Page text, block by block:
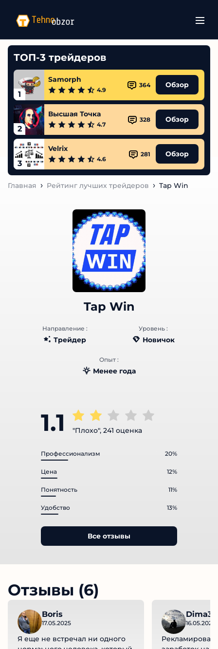
ТОП-3 трейдеров
1
Samorph
4.9
364 Обзор
2
Высшая Точка
4.7
328 Обзор
3
Velrix
4.6
281 Обзор
Главная Рейтинг лучших трейдеров Tap Win
Tap Win
Направление :
Трейдер
Уровень :
Новичок
Опыт :
Менее года
1.1 "Плохо", 241 оценка
Профессионализм 20%
Цена 12%
Понятность 11%
Удобство 13%
Все отзывы
Отзывы (6)
Boris
17.05.2025
Я еще не встречал ни одного
16.05.2025